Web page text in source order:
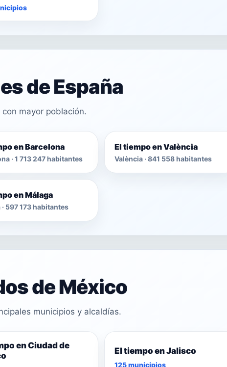
de España
mayor población.
en Barcelona
· 1 713 247 habitantes
El tiempo en València
València · 841 558 habitantes
en Málaga
· 597 173 habitantes
de México
municipios y alcaldías.
en Ciudad de
El tiempo en Jalisco
125 municipios